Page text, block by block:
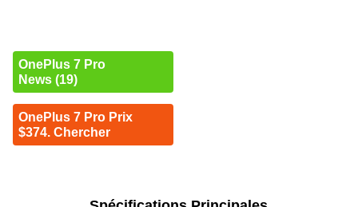
OnePlus 7 Pro
News (19)
OnePlus 7 Pro Prix
$374. Chercher